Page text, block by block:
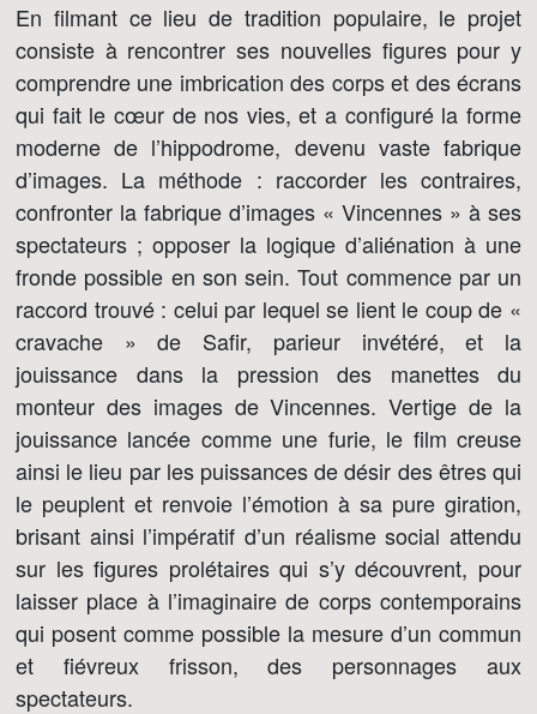
En filmant ce lieu de tradition populaire, le projet
consiste à rencontrer ses nouvelles figures pour y
comprendre une imbrication des corps et des écrans
qui fait le cœur de nos vies, et a configuré la forme
moderne de l’hippodrome, devenu vaste fabrique
d’images. La méthode : raccorder les contraires,
confronter la fabrique d’images « Vincennes » à ses
spectateurs ; opposer la logique d’aliénation à une
fronde possible en son sein. Tout commence par un
raccord trouvé : celui par lequel se lient le coup de «
cravache » de Safir, parieur invétéré, et la
jouissance dans la pression des manettes du
monteur des images de Vincennes. Vertige de la
jouissance lancée comme une furie, le film creuse
ainsi le lieu par les puissances de désir des êtres qui
le peuplent et renvoie l’émotion à sa pure giration,
brisant ainsi l’impératif d’un réalisme social attendu
sur les figures prolétaires qui s’y découvrent, pour
laisser place à l’imaginaire de corps contemporains
qui posent comme possible la mesure d’un commun
et fiévreux frisson, des personnages aux
spectateurs.